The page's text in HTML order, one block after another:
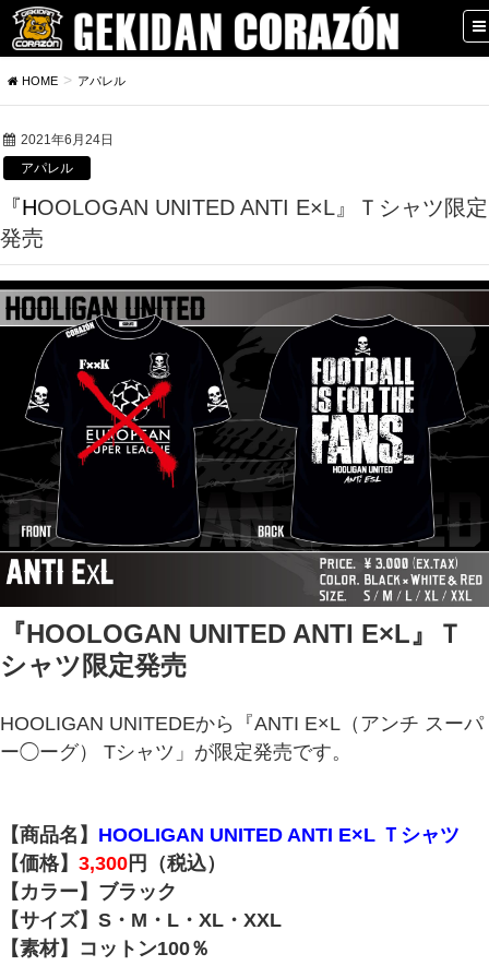
HOME アパレル
2021年6月24日
アパレル
『HOOLOGAN UNITED ANTI E×L』Ｔシャツ限定
発売
『HOOLOGAN UNITED ANTI E×L』Ｔ
シャツ限定発売
HOOLIGAN UNITEDEから『ANTI E×L（アンチ スーパ
ー◯ーグ）
Tシャツ」が限定発売です。
【商品名】 HOOLIGAN UNITED ANTI E×L Ｔシャツ
【価格】 3,300 円（税込）
【カラー】ブラック
【サイズ】S・M・L・XL・XXL
【素材】コットン100％